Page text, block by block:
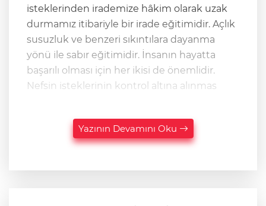
isteklerinden irademize hâkim olarak uzak
durmamız itibariyle bir irade eğitimidir. Açlık
susuzluk ve benzeri sıkıntılara dayanma
yönü ile sabır eğitimidir. İnsanın hayatta
başarılı olması için her ikisi de önemlidir.
Nefsin isteklerinin kontrol altına alınmas
Yazının Devamını Oku